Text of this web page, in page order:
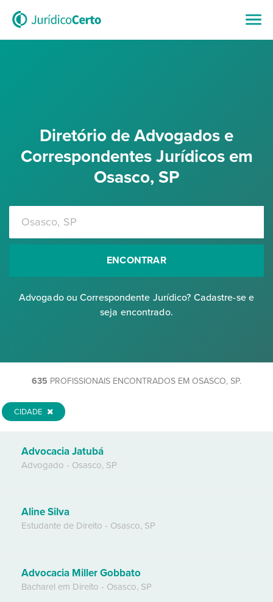
Diretório de Advogados e
Correspondentes Jurídicos em
Osasco, SP
ENCONTRAR
Advogado ou Correspondente Jurídico? Cadastre-se e
seja encontrado.
635 PROFISSIONAIS ENCONTRADOS EM OSASCO, SP.
CIDADE
Advocacia Jatubá
Advogado - Osasco, SP
Aline Silva
Estudante de Direito - Osasco, SP
Advocacia Miller Gobbato
Bacharel em Direito - Osasco, SP